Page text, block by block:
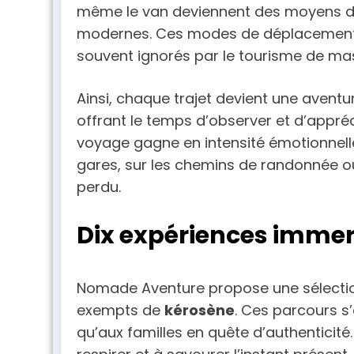
même le van deviennent des moyens
modernes. Ces modes de
souvent ignorés par le tourisme de
Ainsi, chaque trajet devient une
offrant le temps d’observer et
voyage gagne en intensité
gares, sur les chemins de randonnée
perdu.
Dix expériences
Nomade Aventure propose une
exempts de kérosène. Ces parcours
qu’aux familles en quête